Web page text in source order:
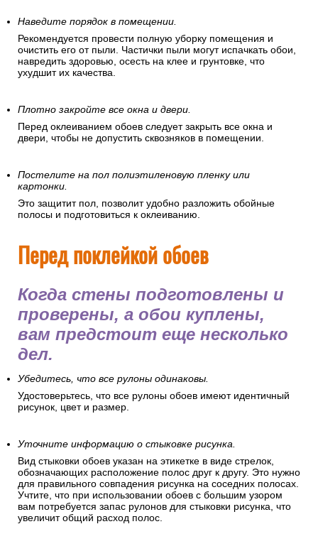
Наведите порядок в помещении.
Рекомендуется провести полную уборку помещения и
очистить его от пыли. Частички пыли могут испачкать обои,
навредить здоровью, осесть на клее и грунтовке, что
ухудшит их качества.
Плотно закройте все окна и двери.
Перед оклеиванием обоев следует закрыть все окна и
двери, чтобы не допустить сквозняков в помещении.
Постелите на пол полиэтиленовую пленку или
картонки.
Это защитит пол, позволит удобно разложить обойные
полосы и подготовиться к оклеиванию.
Перед поклейкой обоев
Когда стены подготовлены и
проверены, а обои куплены,
вам предстоит еще несколько
дел.
Убедитесь, что все рулоны одинаковы.
Удостоверьтесь, что все рулоны обоев имеют идентичный
рисунок, цвет и размер.
Уточните информацию о стыковке рисунка.
Вид стыковки обоев указан на этикетке в виде стрелок,
обозначающих расположение полос друг к другу. Это нужно
для правильного совпадения рисунка на соседних полосах.
Учтите, что при использовании обоев с большим узором
вам потребуется запас рулонов для стыковки рисунка, что
увеличит общий расход полос.